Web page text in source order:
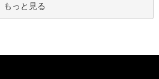
もっと見る